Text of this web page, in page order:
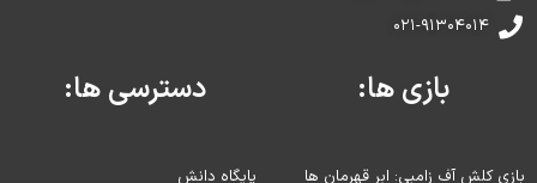
۰۲۱-۹۱۳۰۴۰۱۴
بازی ها:
بازی کلش آف زامبی: ابر قهرمان ها
دسترسی ها:
پایگاه دانش